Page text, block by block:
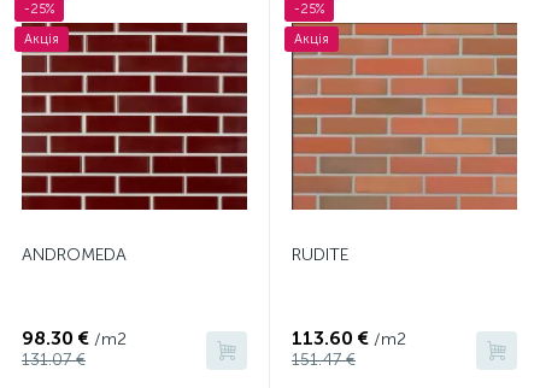
-25%
Акція
ANDROMEDA
98.30 € /m2
131.07 €
-25%
Акція
RUDITE
113.60 € /m2
151.47 €